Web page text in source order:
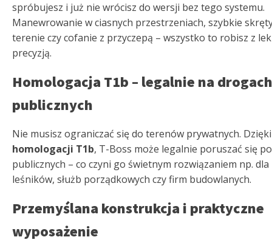
spróbujesz i już nie wrócisz do wersji bez tego systemu.
Manewrowanie w ciasnych przestrzeniach, szybkie
terenie czy cofanie z przyczepą – wszystko to robisz z
precyzją.
Homologacja T1b – legalnie na drogach
publicznych
Nie musisz ograniczać się do terenów prywatnych. Dzięki
homologacji T1b, T-Boss może legalnie poruszać się
publicznych – co czyni go świetnym rozwiązaniem np.
leśników, służb porządkowych czy firm budowlanych.
Przemyślana konstrukcja i praktyczne
wyposażenie